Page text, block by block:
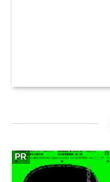
PR